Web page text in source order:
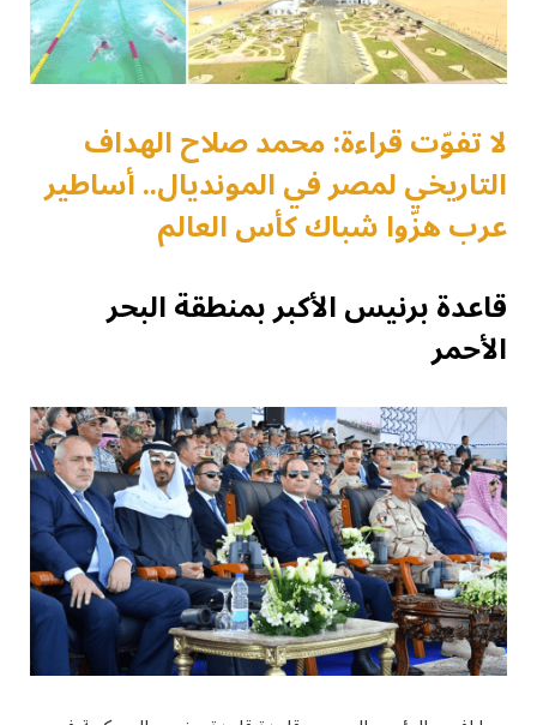
لا تفوّت قراءة: محمد صلاح الهداف
التاريخي لمصر في المونديال.. أساطير
عرب هزّوا شباك كأس العالم
قاعدة برنيس الأكبر بمنطقة البحر
الأحمر